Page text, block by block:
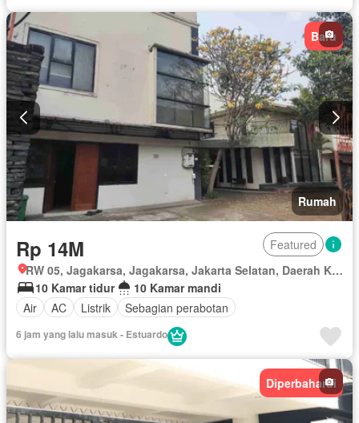
Baru
Rumah
Rp 14M
Featured
RW 05, Jagakarsa, Jagakarsa, Jakarta Selatan, Daerah Khusus Ibukota Jakarta
10 Kamar tidur
10 Kamar mandi
Air
AC Listrik Sebagian perabotan
6 jam yang lalu masuk - Estuardo
Diperbaharui